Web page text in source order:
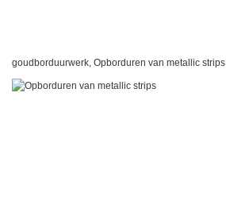
goudborduurwerk, Opborduren van metallic strips